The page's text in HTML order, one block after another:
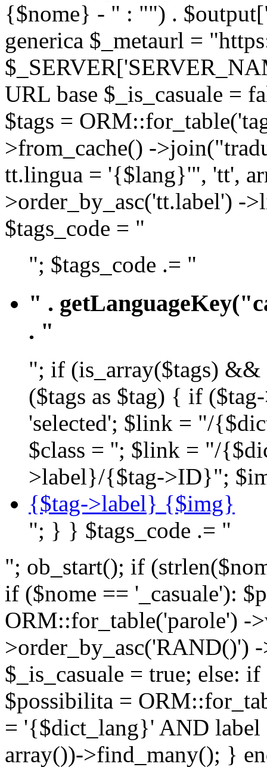
{$nome} - " : "") .
generica $_metaurl =
URL base $_is_casuale =
$tags =
>from_cache() -
tt.lingua = '{$lang}'", 'tt',
>order_by_asc('tt.label') -
$tags_code = "
"; $tags_code .= "
" .
. "
"; if (is_array($tags) &&
($tags as $tag) { if
'selected'; $link = "/
$class = ''; $link = "/
>label}/{$tag->ID}";
{$tag->label} {$img}
"; } } $tags_code .= "
"; ob_start(); if
if ($nome == '_casuale'):
ORM::for_table('parole') -
>order_by_asc('RAND()')
$_is_casuale = true; else:
$possibilita =
= '{$dict_lang}' AND
array())->find_many(); }